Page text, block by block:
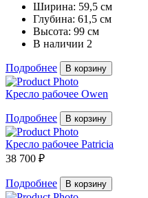
Ширина: 59,5 см
Глубина: 61,5 см
Высота: 99 см
В наличии 2
Подробнее В корзину
Кресло рабочее Owen
Подробнее В корзину
Кресло рабочее Patricia
38 700 ₽
Подробнее В корзину